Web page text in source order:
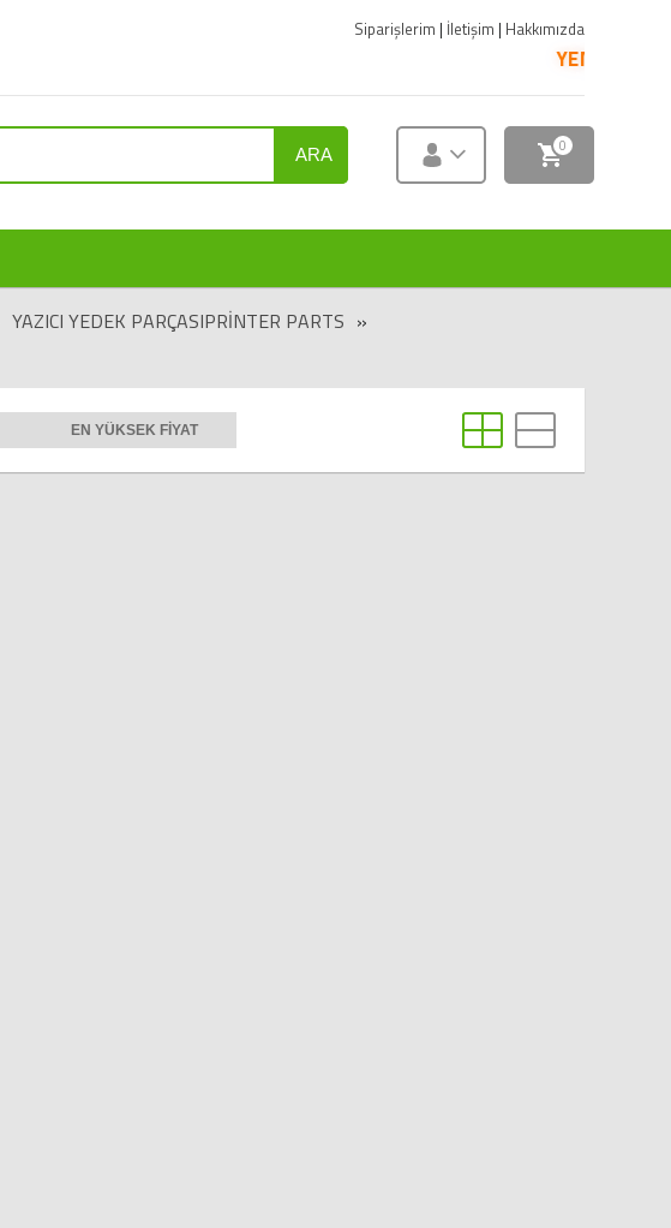
Siparişlerim | İletişim | Hakkımızda
YENİ ÜRÜNLER
ARA 0
YAZICI YEDEK PARÇASIPRINTER PARTS »
EN YÜKSEK FIYAT